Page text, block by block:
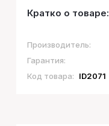
Кратко о товаре:
Производитель:
Гарантия:
Код товара:
ID2071